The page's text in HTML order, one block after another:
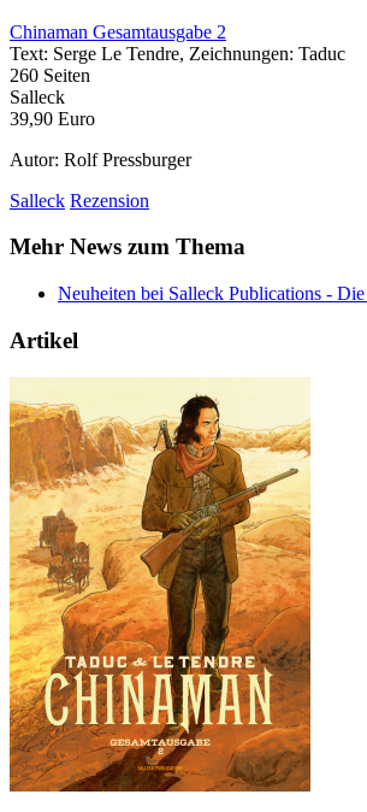
Chinaman Gesamtausgabe 2
Text: Serge Le Tendre, Zeichnungen: Taduc
260 Seiten
Salleck
39,90 Euro
Autor: Rolf Pressburger
Salleck Rezension
Mehr News zum Thema
Neuheiten bei Salleck Publications - Die
Artikel